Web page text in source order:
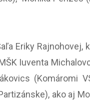
Eriky Rajnohovej,
Iuventa
(Komáromi
ako aj